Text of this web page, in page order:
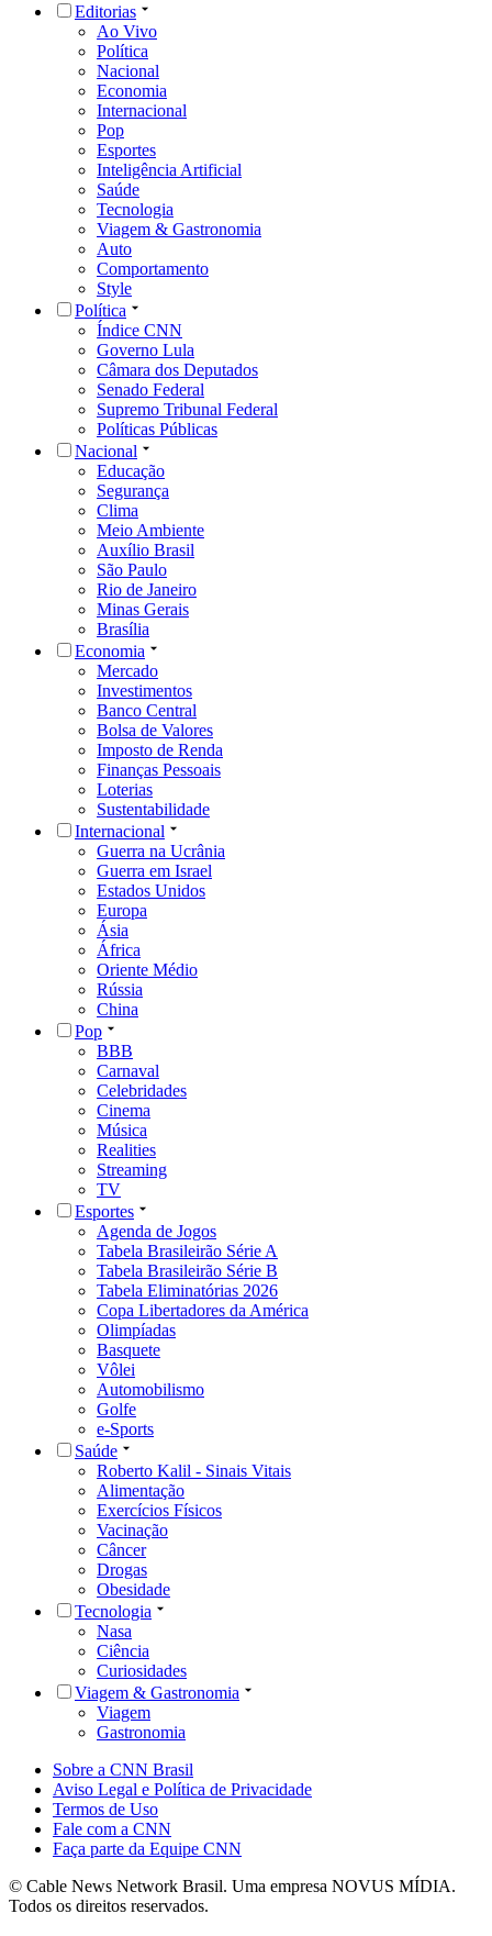
Editorias
Ao Vivo
Política
Nacional
Economia
Internacional
Pop
Esportes
Inteligência Artificial
Saúde
Tecnologia
Viagem & Gastronomia
Auto
Comportamento
Style
Política
Índice CNN
Governo Lula
Câmara dos Deputados
Senado Federal
Supremo Tribunal Federal
Políticas Públicas
Nacional
Educação
Segurança
Clima
Meio Ambiente
Auxílio Brasil
São Paulo
Rio de Janeiro
Minas Gerais
Brasília
Economia
Mercado
Investimentos
Banco Central
Bolsa de Valores
Imposto de Renda
Finanças Pessoais
Loterias
Sustentabilidade
Internacional
Guerra na Ucrânia
Guerra em Israel
Estados Unidos
Europa
Ásia
África
Oriente Médio
Rússia
China
Pop
BBB
Carnaval
Celebridades
Cinema
Música
Realities
Streaming
TV
Esportes
Agenda de Jogos
Tabela Brasileirão Série A
Tabela Brasileirão Série B
Tabela Eliminatórias 2026
Copa Libertadores da América
Olimpíadas
Basquete
Vôlei
Automobilismo
Golfe
e-Sports
Saúde
Roberto Kalil - Sinais Vitais
Alimentação
Exercícios Físicos
Vacinação
Câncer
Drogas
Obesidade
Tecnologia
Nasa
Ciência
Curiosidades
Viagem & Gastronomia
Viagem
Gastronomia
Sobre a CNN Brasil
Aviso Legal e Política de Privacidade
Termos de Uso
Fale com a CNN
Faça parte da Equipe CNN
© Cable News Network Brasil. Uma empresa NOVUS MÍDIA.
Todos os direitos reservados.